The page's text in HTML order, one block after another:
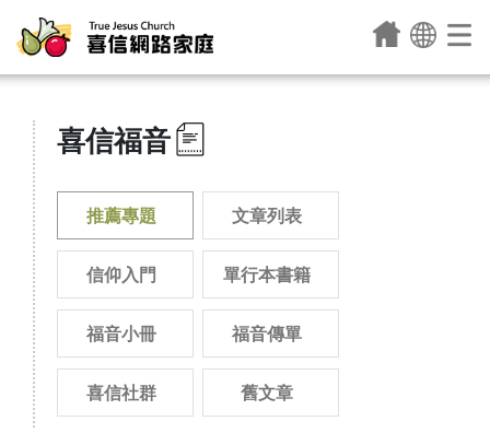
喜信福音
推薦專題 文章列表
信仰入門 單行本書籍
福音小冊 福音傳單
喜信社群 舊文章